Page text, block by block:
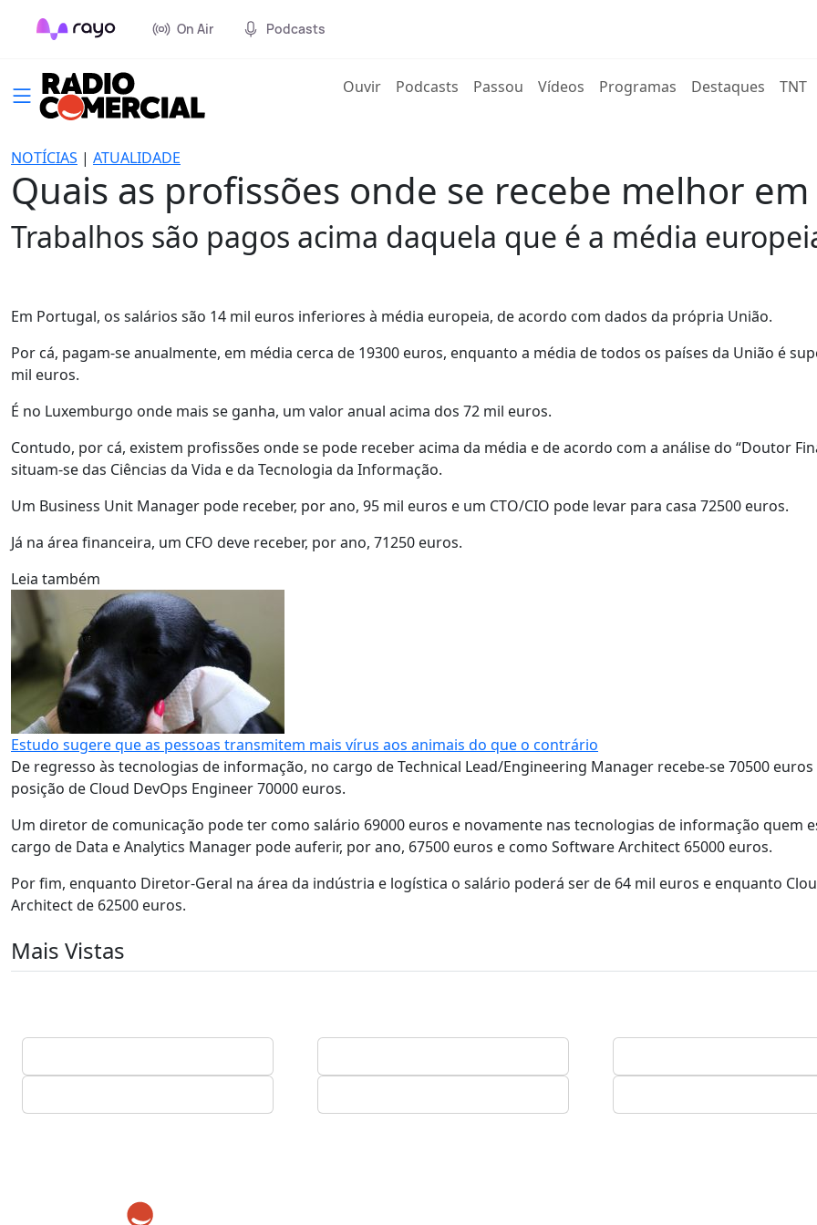
On Air Podcasts
Ouvir(current)
Podcasts Passou Vídeos Programas Destaques TNT
NOTÍCIAS | ATUALIDADE
Quais as profissões onde se recebe melhor
Trabalhos são pagos acima daquela que é a média
Em Portugal, os salários são 14 mil euros inferiores à média europeia, de acordo com dados da própria União.
Por cá, pagam-se anualmente, em média cerca de 19300 euros, enquanto a média de todos os países da União é
mil euros.
É no Luxemburgo onde mais se ganha, um valor anual acima dos 72 mil euros.
Contudo, por cá, existem profissões onde se pode receber acima da média e de acordo com a análise do “Doutor
situam-se das Ciências da Vida e da Tecnologia da Informação.
Um Business Unit Manager pode receber, por ano, 95 mil euros e um CTO/CIO pode levar para casa 72500 euros.
Já na área financeira, um CFO deve receber, por ano, 71250 euros.
Leia também
Estudo sugere que as pessoas transmitem mais vírus aos animais do que o contrário
De regresso às tecnologias de informação, no cargo de Technical Lead/Engineering Manager recebe-se 70500 euros
posição de Cloud DevOps Engineer 70000 euros.
Um diretor de comunicação pode ter como salário 69000 euros e novamente nas tecnologias de informação quem
cargo de Data e Analytics Manager pode auferir, por ano, 67500 euros e como Software Architect 65000 euros.
Por fim, enquanto Diretor-Geral na área da indústria e logística o salário poderá ser de 64 mil euros e enquanto
Architect de 62500 euros.
Mais Vistas